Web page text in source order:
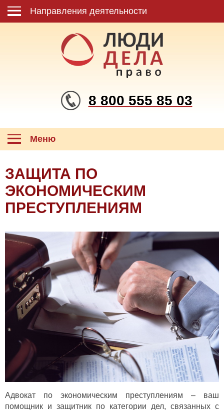
Направления деятельности
8 800 555 85 03
Меню
ЗАЩИТА ПО
ЭКОНОМИЧЕСКИМ
ПРЕСТУПЛЕНИЯМ
Адвокат по экономическим преступлениям – ваш
помощник и защитник по категории дел, связанных с